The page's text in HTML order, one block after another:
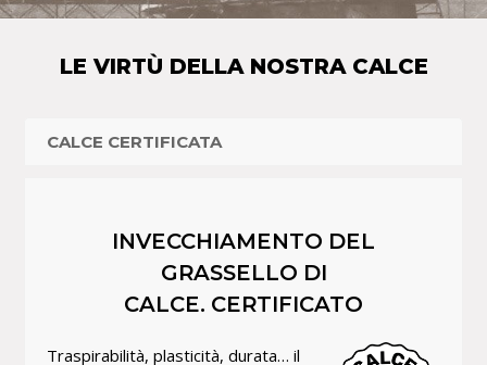
LE VIRTÙ DELLA NOSTRA CALCE
CALCE CERTIFICATA
INVECCHIAMENTO DEL
GRASSELLO DI
CALCE. CERTIFICATO
Traspirabilità, plasticità, durata… il